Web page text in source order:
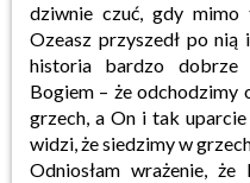
dziwnie czuć, gdy mimo
Ozeasz przyszedł po
historia bardzo dobrze
Bogiem – że
grzech, a On i tak
widzi, że siedzimy w
Odniosłam wrażenie,